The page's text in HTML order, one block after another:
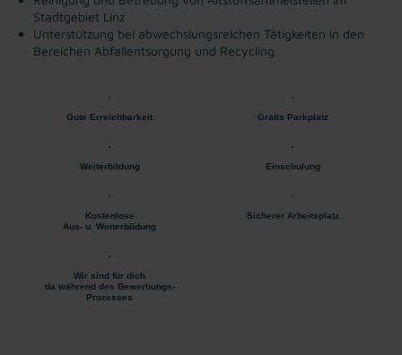
Stadtgebiet Linz
Unterstützung bei abwechslungsreichen Tätigkeiten in den
Bereichen Abfallentsorgung und Recycling
Gute Erreichbarkeit Gratis Parkplatz
Weiterbildung Einschulung
Kostenlose
Aus- u. Weiterbildung
Sicherer Arbeitsplatz
Wir sind für dich
da während des Bewerbungs-
Prozesses